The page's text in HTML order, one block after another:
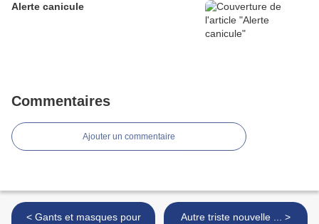
Alerte canicule
Commentaires
Ajouter un commentaire
< Gants et masques pour
Autre triste nouvelle ... >